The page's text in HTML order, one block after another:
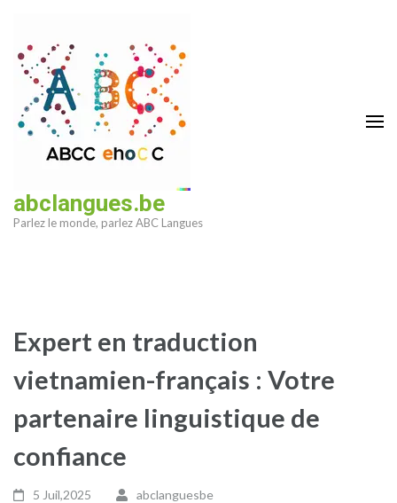
contenu
(Pressez
Entrée)
abclangues.be
Parlez le monde, parlez ABC Langues
Expert en traduction
vietnamien-français : Votre
partenaire linguistique de
confiance
5 Juil,2025
abclanguesbe